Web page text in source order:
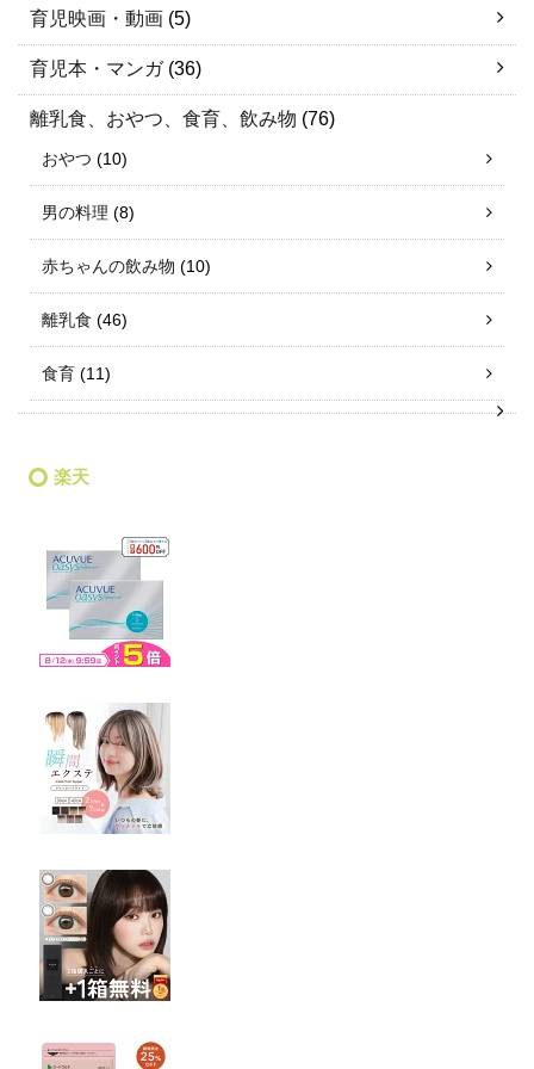
育児映画・動画 (5)
育児本・マンガ(36)
離乳食、おやつ、食育、飲み物 (76)
おやつ (10)
男の料理 (8)
赤ちゃんの飲み物 (10)
離乳食 (46)
食育 (11)
楽天